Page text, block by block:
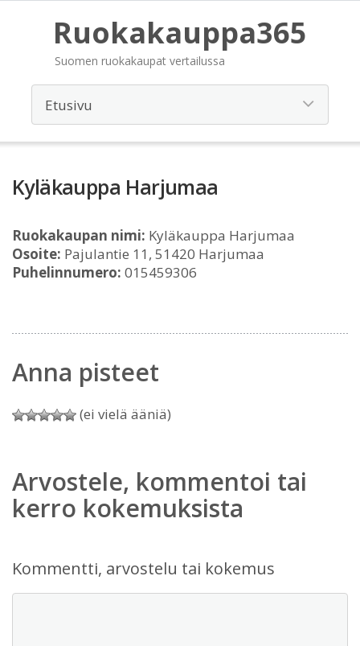
Ruokakauppa365
Suomen ruokakaupat vertailussa
Kyläkauppa Harjumaa
Ruokakaupan nimi: Kyläkauppa Harjumaa
Osoite: Pajulantie 11, 51420 Harjumaa
Puhelinnumero: 015459306
Anna pisteet
(ei vielä ääniä)
Arvostele, kommentoi tai
kerro kokemuksista
Kommentti, arvostelu tai kokemus